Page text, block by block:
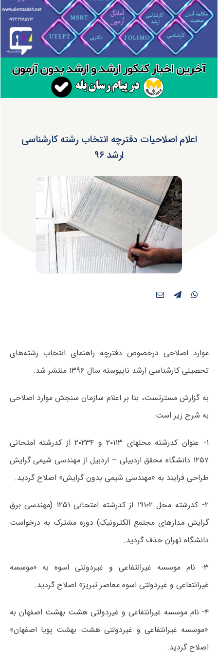
اعلام اصلاحیات دفترچه انتخاب رشته کارشناسی
ارشد ۹۶
موارد اصلاحی درخصوص دفترچه راهنمای انتخاب رشته‌های
تحصیلی کارشناسی ارشد ناپیوسته سال ۱۳۹۶ منتشر شد.
به گزارش مسترتست، بنا بر اعلام سازمان سنجش موارد اصلاحی
به شرح زیر است:
۱- عنوان کدرشته محلهای ۲۰۱۱۳ و ۲۰۲۳۴ از کدرشته امتحانی
۱۲۵۷ دانشگاه محقق اردبیلی – اردبیل از مهندسی شیمی گرایش
طراحی فرایند به «مهندسی شیمی بدون گرایش» اصلاح گردید.
۲- کدرشته محل ۱۹۱۰۲ از کدرشته امتحانی ۱۲۵۱ (مهندسی برق
گرایش مدارهای مجتمع الکترونیک) دوره مشترک به درخواست
دانشگاه تهران حذف گردید.
۳- نام موسسه غیرانتفاعی و غیردولتی اسوه به «موسسه
غیرانتفاعی و غیردولتی اسوه معاصر تبریز» اصلاح گردید.
۴- نام موسسه غیرانتفاعی و غیردولتی هشت بهشت اصفهان به
«موسسه غیرانتفاعی و غیردولتی هشت بهشت پویا اصفهان»
اصلاح گردید.